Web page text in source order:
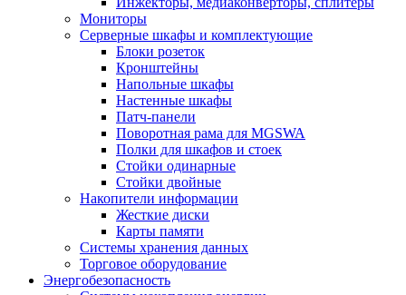
Мониторы
Серверные шкафы и комплектующие
Блоки розеток
Кронштейны
Напольные шкафы
Настенные шкафы
Патч-панели
Поворотная рама для MGSWA
Полки для шкафов и стоек
Стойки одинарные
Стойки двойные
Накопители информации
Жесткие диски
Карты памяти
Системы хранения данных
Торговое оборудование
Энергобезопасность